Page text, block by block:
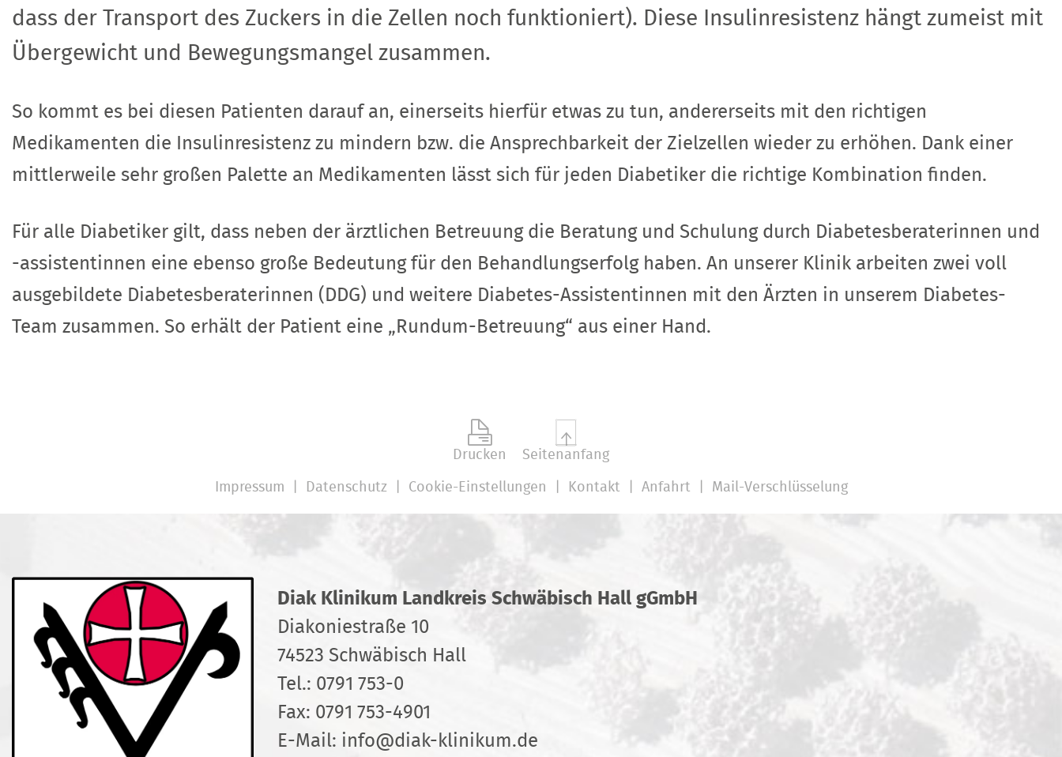
dass der Transport des Zuckers in die Zellen noch funktioniert). Diese Insulinresistenz hängt zumeist mit
Übergewicht und Bewegungsmangel zusammen.
So kommt es bei diesen Patienten darauf an, einerseits hierfür etwas zu tun, andererseits mit den richtigen
Medikamenten die Insulinresistenz zu mindern bzw. die Ansprechbarkeit der Zielzellen wieder zu erhöhen. Dank einer
mittlerweile sehr großen Palette an Medikamenten lässt sich für jeden Diabetiker die richtige Kombination finden.
Für alle Diabetiker gilt, dass neben der ärztlichen Betreuung die Beratung und Schulung durch Diabetesberaterinnen und
-assistentinnen eine ebenso große Bedeutung für den Behandlungserfolg haben. An unserer Klinik arbeiten zwei voll
ausgebildete Diabetesberaterinnen (DDG) und weitere Diabetes-Assistentinnen mit den Ärzten in unserem Diabetes-
Team zusammen. So erhält der Patient eine „Rundum-Betreuung“ aus einer Hand.
Impressum Datenschutz Cookie-Einstellungen Kontakt Anfahrt Mail-Verschlüsselung
Drucken Seitenanfang
Diak Klinikum Landkreis Schwäbisch Hall gGmbH
Diakoniestraße 10
74523 Schwäbisch Hall
Tel.: 0791 753-0
Fax: 0791 753-4901
E-Mail: info@diak-klinikum.de